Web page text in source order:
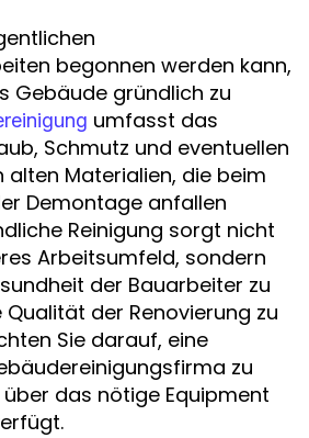
begonnen werden kann,
Gebäude gründlich zu
umfasst das
Schmutz und eventuellen
alten Materialien, die beim
Demontage anfallen
Reinigung sorgt nicht
Arbeitsumfeld, sondern
der Bauarbeiter zu
der Renovierung zu
Sie darauf, eine
zu
das nötige Equipment